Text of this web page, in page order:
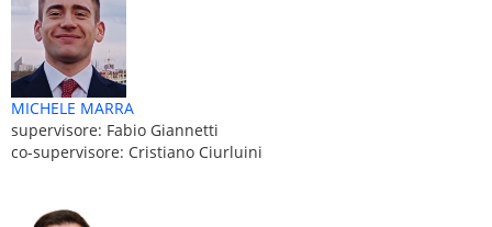
MICHELE MARRA
supervisore: Fabio Giannetti
co-supervisore: Cristiano Ciurluini